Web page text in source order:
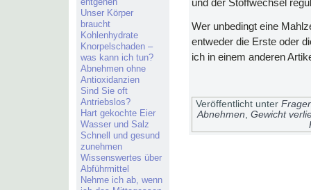
Unser Körper
braucht
Kohlenhydrate
Knorpelschaden –
was kann ich tun?
Abnehmen ohne
Antioxidanzien
Sind Sie oft
Antriebslos?
Hart gekochte Eier
Wasser und Salz
Schnell und gesund
zunehmen
Wissenswertes über
Abführmittel
Nehme ich ab, wenn
und der Stoffwechsel
Wer unbedingt eine
entweder die Erste oder
ich in einem anderen
Veröffentlicht unter
Abnehmen, Gewicht